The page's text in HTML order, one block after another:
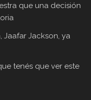
que una decisión
Jaafar Jackson, ya
tenés que ver este